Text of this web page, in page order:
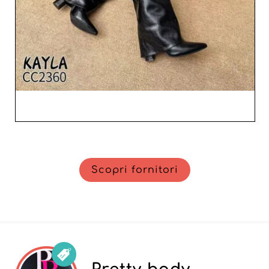
Scopri fornitori